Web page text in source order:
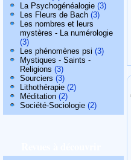
La Psychogénéalogie (3)
Les Fleurs de Bach (3)
Les nombres et leurs
mystères - La numérologie
(3)
Les phénomènes psi (3)
Mystiques - Saints -
Religions (3)
Sourciers (3)
Lithothérapie (2)
Méditation (2)
Société-Sociologie (2)